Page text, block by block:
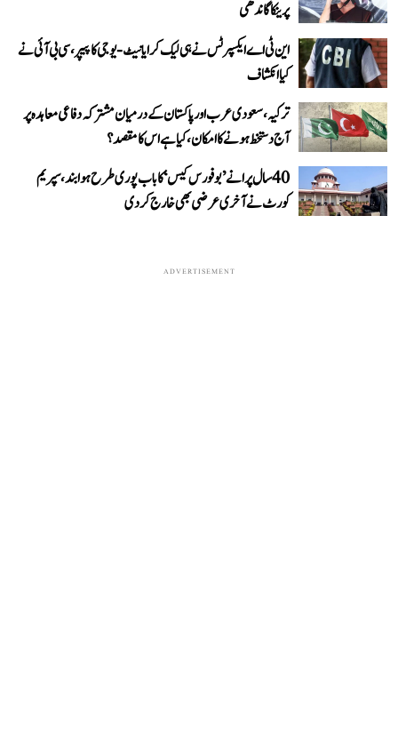
پرینکا گاندھی
این ٹی اے ایکسپرٹس نے ہی لیک کرایا نیٹ-یوجی کا پیپر، سی بی آئی نے
کیا انکشاف
ترکیہ، سعودی عرب اور پاکستان کے درمیان مشترکہ دفاعی معاہدہ پر
آج دستخط ہونے کا امکان، کیا ہے اس کا مقصد؟
40 سال پرانے ’بوفورس کیس‘ کا باب پوری طرح ہوا بند، سپریم
کورٹ نے آخری عرضی بھی خارج کر دی
ADVERTISEMENT